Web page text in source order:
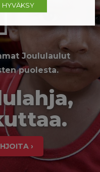
Joululaulut
puolesta.
›
HYVÄKSY